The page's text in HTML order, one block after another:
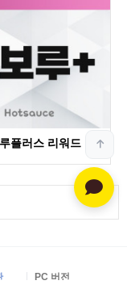
플러스 리워드
PC 버전